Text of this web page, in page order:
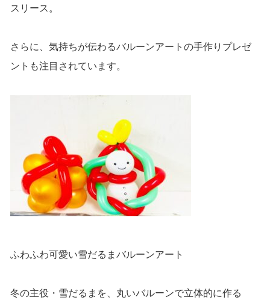
スリース。
さらに、気持ちが伝わるバルーンアートの手作りプレゼ
ントも注目されています。
ふわふわ可愛い雪だるまバルーンアート
冬の主役・雪だるまを、丸いバルーンで立体的に作る